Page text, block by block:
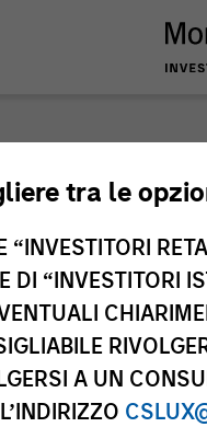
tra le
DI “INVESTITORI
A UN